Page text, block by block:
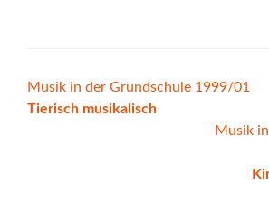
Beitrags-
Navigation
Musik in der Grundschule 1999/01
Tierisch musikalisch
Musik